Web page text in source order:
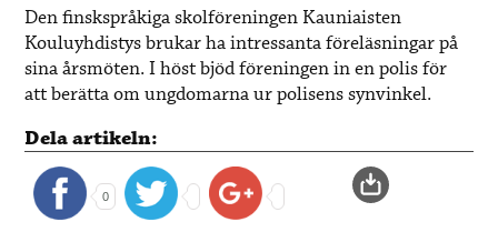
Den finskspråkiga skolföreningen Kauniaisten
Kouluyhdistys brukar ha intressanta föreläsningar på
sina årsmöten. I höst bjöd föreningen in en polis för
att berätta om ungdomarna ur polisens synvinkel.
Dela artikeln:
0